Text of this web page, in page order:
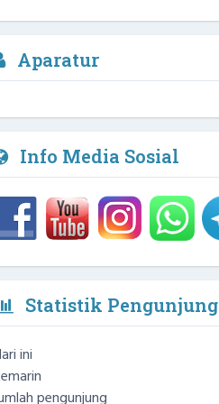
Aparatur
Kepala Sekolah
NIPD :
Info Media Sosial
Statistik Pengunjung
ini
pengunjung